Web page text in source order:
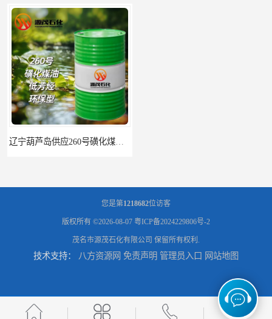
辽宁葫芦岛供应260号磺化煤油电解铜电解镍钴稀释剂
您是第1218682位访客
版权所有 ©2026-08-07 粤ICP备2024229806号-2
茂名市源茂石化有限公司 保留所有权利.
技术支持： 八方资源网 免责声明 管理员入口 网站地图